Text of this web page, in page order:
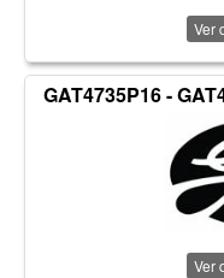
Ver
GAT4735P16 -
Ver